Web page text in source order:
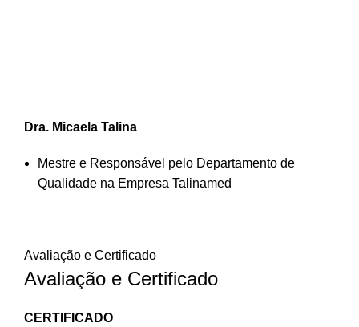
Dra. Micaela Talina
Mestre e Responsável pelo Departamento de
Qualidade na Empresa Talinamed
Avaliação e Certificado
Avaliação e Certificado
CERTIFICADO